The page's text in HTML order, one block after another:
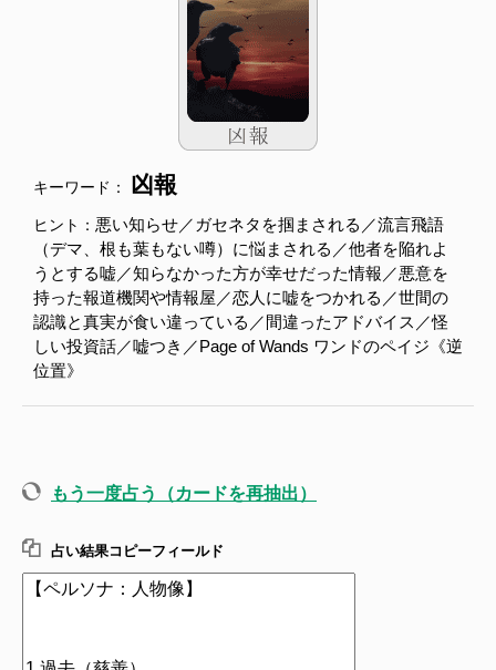
キーワード： 凶報
ヒント： 悪い知らせ／ガセネタを掴まされる／流言飛語
（デマ、根も葉もない噂）に悩まされる／他者を陥れよ
うとする嘘／知らなかった方が幸せだった情報／悪意を
持った報道機関や情報屋／恋人に嘘をつかれる／世間の
認識と真実が食い違っている／間違ったアドバイス／怪
しい投資話／嘘つき／Page of Wands ワンドのペイジ《逆
位置》
もう一度占う（カードを再抽出）
占い結果コピーフィールド